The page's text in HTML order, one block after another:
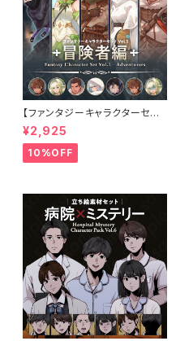
【ファンタジーキャラクターセット
Vol.1 冒険者編】冒険者・弓使
い・戦士・僧侶・アサシンの立ち
絵素材5人セット・表情差分あり
¥2,925
10%OFF